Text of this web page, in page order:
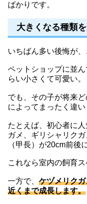
ばかりです。
大きくなる種類
いちばん多い後悔が、
ペットショップに並
らい小さくて可愛い。
でも、その子が将来
によってまったく違い
たとえば、初心者に
ガメ、ギリシャリク
（甲長）が20cm前後
これなら室内の飼育
一方で、 ケヅメリク
近くまで成長します。